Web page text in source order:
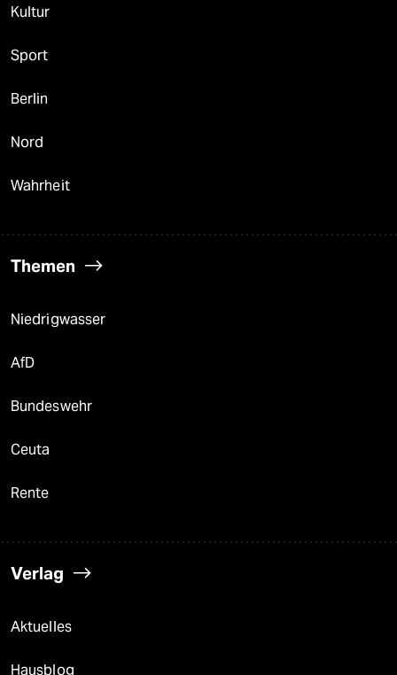
Kultur
Sport
Berlin
Nord
Wahrheit
Themen
Niedrigwasser
AfD
Bundeswehr
Ceuta
Rente
Verlag
Aktuelles
Hausblog